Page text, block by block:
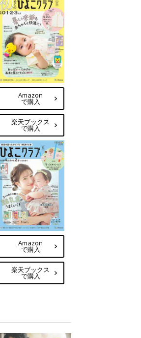
Amazon
で購入
楽天ブックス
で購入
Amazon
で購入
楽天ブックス
で購入